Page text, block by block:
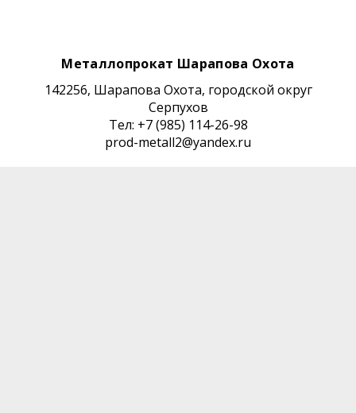
Металлопрокат Шарапова Охота
142256, Шарапова Охота, городской округ
Серпухов
Тел: +7 (985) 114-26-98
prod-metall2@yandex.ru